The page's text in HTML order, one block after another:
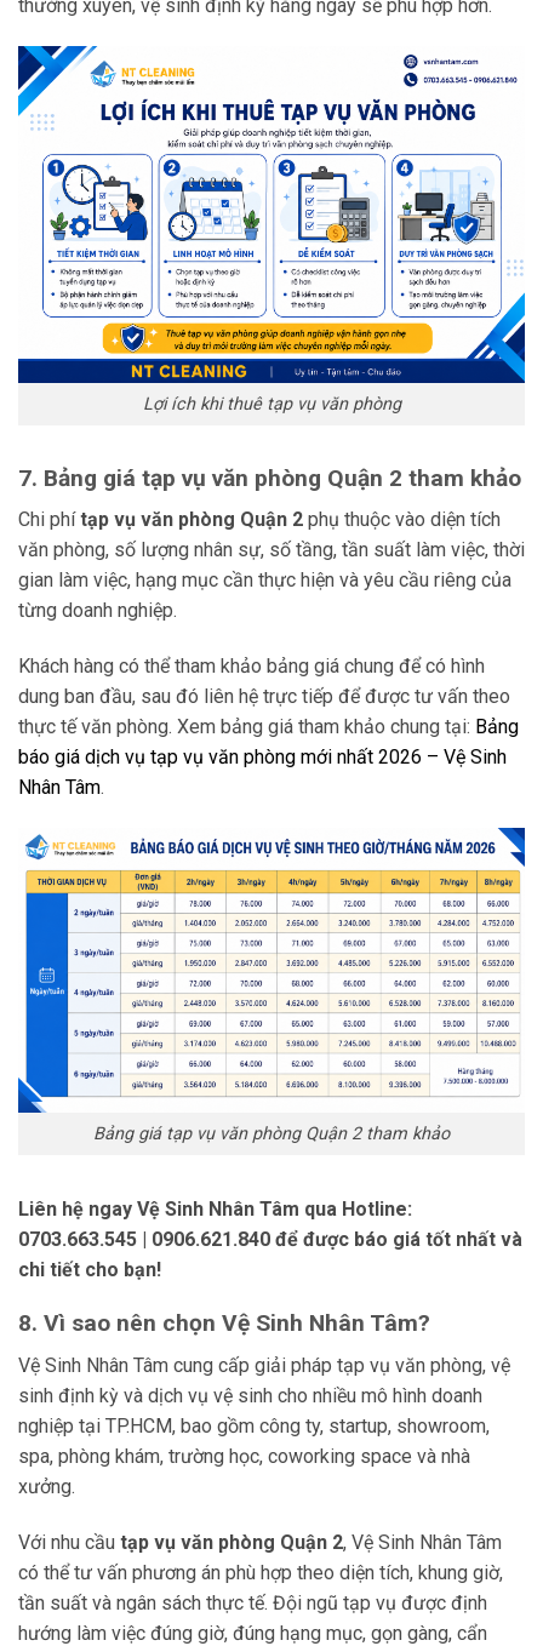
thường xuyên, vệ sinh định kỳ hằng ngày sẽ phù hợp hơn.
Lợi ích khi thuê tạp vụ văn phòng
7. Bảng giá tạp vụ văn phòng Quận 2 tham khảo
Chi phítạp vụ văn phòng Quận 2 phụ thuộc vào diện tích
văn phòng, số lượng nhân sự, số tầng, tần suất làm việc, thời
gian làm việc, hạng mục cần thực hiện và yêu cầu riêng của
từng doanh nghiệp.
Khách hàng có thể tham khảo bảng giá chung để có hình
dung ban đầu, sau đó liên hệ trực tiếp để được tư vấn theo
thực tế văn phòng. Xem bảng giá tham khảo chung tại: Bảng
báo giá dịch vụ tạp vụ văn phòng mới nhất 2026 – Vệ Sinh
Nhân Tâm.
Bảng giá tạp vụ văn phòng Quận 2 tham khảo
Liên hệ ngay Vệ Sinh Nhân Tâm qua Hotline:
0703.663.545 | 0906.621.840 để được báo giá tốt nhất và
chi tiết cho bạn!
8. Vì sao nên chọn Vệ Sinh Nhân Tâm?
Vệ Sinh Nhân Tâm cung cấp giải pháp tạp vụ văn phòng, vệ
sinh định kỳ và dịch vụ vệ sinh cho nhiều mô hình doanh
nghiệp tại TP.HCM, bao gồm công ty, startup, showroom,
spa, phòng khám, trường học, coworking space và nhà
xưởng.
Với nhu cầu tạp vụ văn phòng Quận 2, Vệ Sinh Nhân Tâm
có thể tư vấn phương án phù hợp theo diện tích, khung giờ,
tần suất và ngân sách thực tế. Đội ngũ tạp vụ được định
hướng làm việc đúng giờ, đúng hạng mục, gọn gàng, cẩn